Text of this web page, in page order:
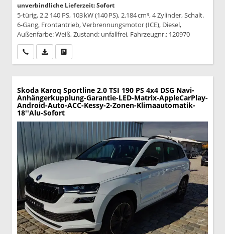
unverbindliche Lieferzeit: Sofort
5-türig, 2.2 140 PS, 103 kW (140 PS), 2.184 cm³, 4 Zylinder, Schalt.
6-Gang, Frontantrieb, Verbrennungsmotor (ICE), Diesel,
Außenfarbe: Weiß, Zustand: unfallfrei, Fahrzeugnr.: 120970
Wir rufen Sie anPDF-Datei, Fahrzeugexposé drucken
Skoda Karoq Sportline 2.0 TSI 190 PS 4x4 DSG Navi-
Anhängerkupplung-Garantie-LED-Matrix-AppleCarPlay-
Android-Auto-ACC-Kessy-2-Zonen-Klimaautomatik-
18''Alu-Sofort